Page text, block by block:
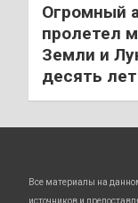
Огромный
пролетел
Земли и
десять лет
Все материалы на
источников и